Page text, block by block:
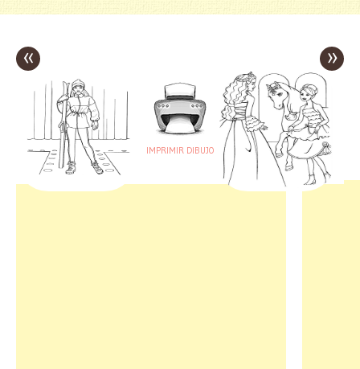
«
IMPRIMIR DIBUJO
»